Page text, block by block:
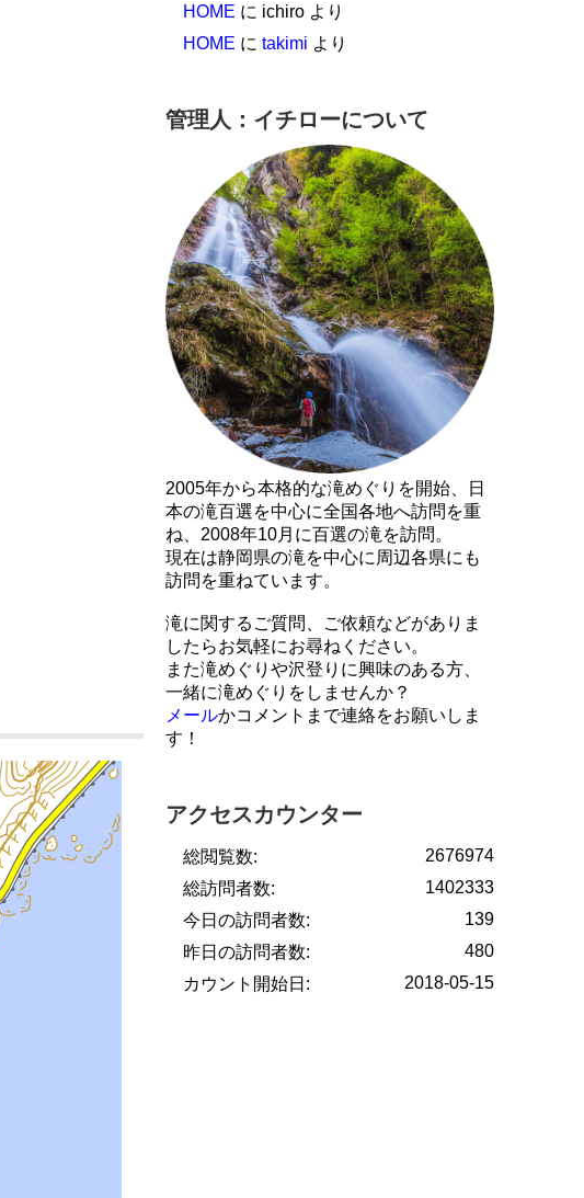
HOME に ichiro より
HOME に takimi より
管理人：イチローについて
2005年から本格的な滝めぐりを開始、日
本の滝百選を中心に全国各地へ訪問を重
ね、2008年10月に百選の滝を訪問。
現在は静岡県の滝を中心に周辺各県にも
訪問を重ねています。
滝に関するご質問、ご依頼などがありま
したらお気軽にお尋ねください。
また滝めぐりや沢登りに興味のある方、
一緒に滝めぐりをしませんか？
メールかコメントまで連絡をお願いしま
す！
アクセスカウンター
2676974
総閲覧数:
1402333
総訪問者数:
139
今日の訪問者数:
480
昨日の訪問者数:
2018-05-15
カウント開始日: